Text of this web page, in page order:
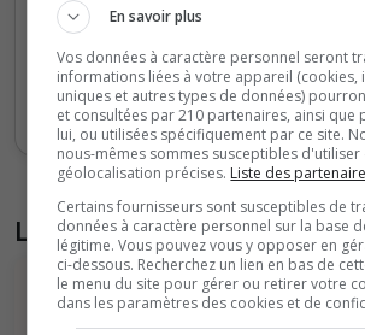
Sept
Oct Nov Déc Jan Fév Mars Avr
Votes Clics
Liste des avis du serveur
En savoir plus
Vos données à caractère personnel seront
informations liées à votre appareil (cookies,
uniques et autres types de données)
et consultées par 210 partenaires, ainsi que
lui, ou utilisées spécifiquement par ce site.
nous-mêmes sommes susceptibles
géolocalisation précises. Liste des
Certains fournisseurs sont susceptibles de
données à caractère personnel sur la base
légitime. Vous pouvez vous y opposer en
ci-dessous. Recherchez un lien en bas de
le menu du site pour gérer ou retirer votre
dans les paramètres des cookies et de